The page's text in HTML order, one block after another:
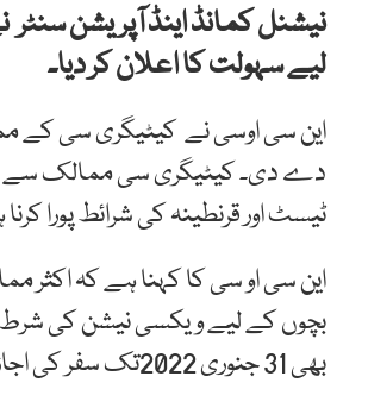
نیشنل کمانڈ اینڈ آپریشن
لیے سہولت کا اعلان کر دیا۔
دے دی۔ کیٹیگری سی ممالک سے
ٹیسٹ اور قرنطینہ کی شرائط پورا
بھی 31 جنوری 2022تک سفر کی اجازت ہوگی۔